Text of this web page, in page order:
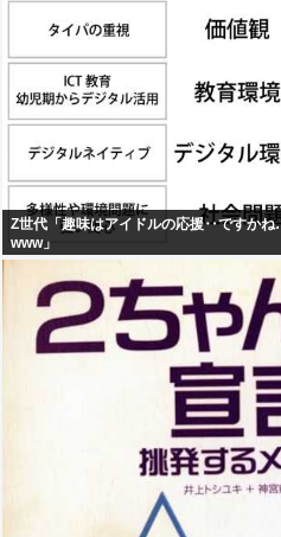
Z世代「趣味はアイドルの応援‥ですか
www」